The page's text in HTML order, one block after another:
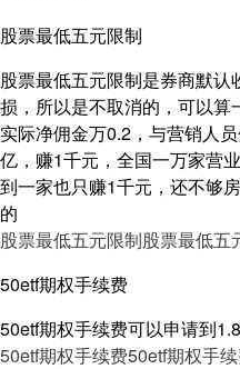
股票最低五元限制
股票最低五元限制是券商默
损，所以是不取消的，可以算
实际净佣金万0.2，与营销人
亿，赚1千元，全国一万家营
到一家也只赚1千元，还不够
的
股票最低五元限制股票最低五
50etf期权手续费
50etf期权手续费可以申请到
50etf期权手续费50etf期权手